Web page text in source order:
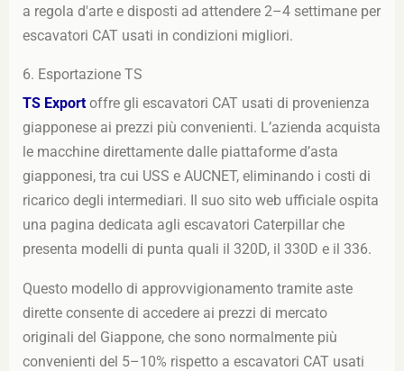
a regola d'arte e disposti ad attendere 2–4 settimane per
escavatori CAT usati in condizioni migliori.
6. Esportazione TS
TS Export offre gli escavatori CAT usati di provenienza
giapponese ai prezzi più convenienti. L’azienda acquista
le macchine direttamente dalle piattaforme d’asta
giapponesi, tra cui USS e AUCNET, eliminando i costi di
ricarico degli intermediari. Il suo sito web ufficiale ospita
una pagina dedicata agli escavatori Caterpillar che
presenta modelli di punta quali il 320D, il 330D e il 336.
Questo modello di approvvigionamento tramite aste
dirette consente di accedere ai prezzi di mercato
originali del Giappone, che sono normalmente più
convenienti del 5–10% rispetto a escavatori CAT usati